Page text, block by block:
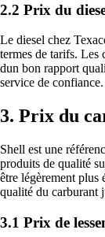
2.2 Prix du
Le diesel chez
termes de tarifs. Les
dun bon rapport
service de confiance.
3. Prix du
Shell est une
produits de qualité
être légèrement plus
qualité du carburant
3.1 Prix de